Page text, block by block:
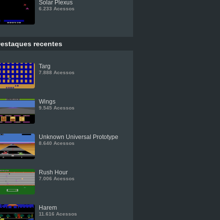
Solar Plexus
6.233 Acessos
recentes
Targ
7.888 Acessos
Wings
9.545 Acessos
Unknown Universal Prototype
8.640 Acessos
Rush Hour
7.006 Acessos
Harem
11.616 Acessos